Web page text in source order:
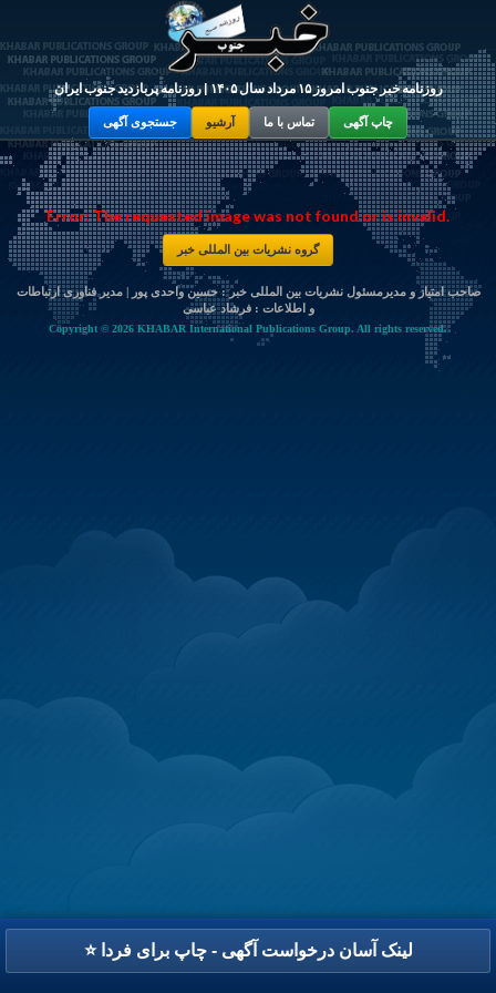
روزنامه خبر جنوب امروز ۱۵ مرداد سال ۱۴۰۵ | روزنامه پربازدید جنوب ایران
جستجوی آگهی آرشیو تماس با ما چاپ آگهی
⭐ لینک آسان درخواست آگهی - چاپ برای فردا
Error: The requested image was not found or is invalid.
گروه نشریات بین المللی خبر
صاحب امتیاز و مدیرمسئول نشریات بین المللی خبر : حسین واحدی پور | مدیر فناوری ارتباطات
و اطلاعات :فرشاد عباسی
Copyright © 2026 KHABAR International Publications Group. All rights reserved.